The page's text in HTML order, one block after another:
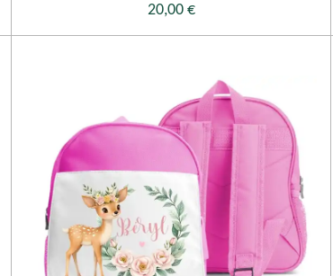
20,00 €